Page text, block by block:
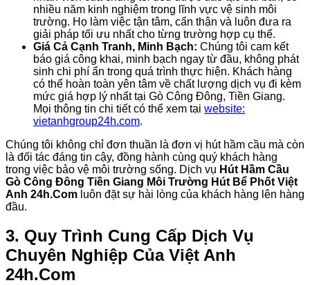
nhiều năm kinh nghiệm trong lĩnh vực vệ sinh môi
trường. Họ làm việc tận tâm, cẩn thận và luôn đưa ra
giải pháp tối ưu nhất cho từng trường hợp cụ thể.
Giá Cả Cạnh Tranh, Minh Bạch: Chúng tôi cam kết
báo giá công khai, minh bạch ngay từ đầu, không phát
sinh chi phí ẩn trong quá trình thực hiện. Khách hàng
có thể hoàn toàn yên tâm về chất lượng dịch vụ đi kèm
mức giá hợp lý nhất tại Gò Công Đông, Tiền Giang.
Mọi thông tin chi tiết có thể xem tại website:
vietanhgroup24h.com.
Chúng tôi không chỉ đơn thuần là đơn vị hút hầm cầu mà còn
là đối tác đáng tin cậy, đồng hành cùng quý khách hàng
trong việc bảo vệ môi trường sống. Dịch vụ Hút Hầm Cầu
Gò Công Đông Tiền Giang Môi Trường Hút Bể Phốt Việt
Anh 24h.Com luôn đặt sự hài lòng của khách hàng lên hàng
đầu.
3. Quy Trình Cung Cấp Dịch Vụ
Chuyên Nghiệp Của Việt Anh
24h.Com